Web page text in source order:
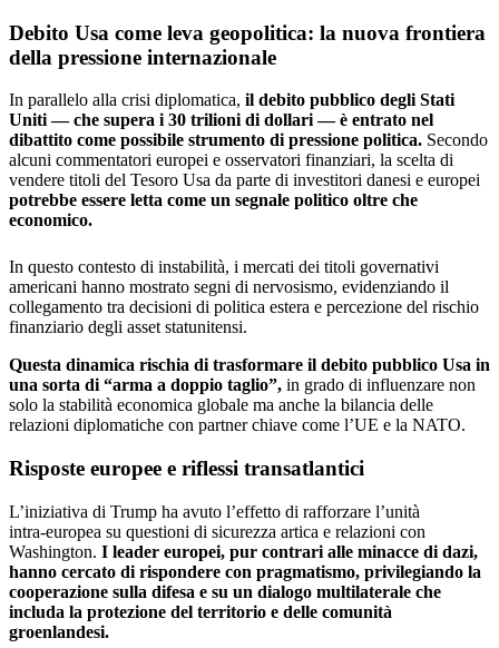
Debito Usa come leva geopolitica: la nuova frontiera
della pressione internazionale
In parallelo alla crisi diplomatica, il debito pubblico degli Stati
Uniti — che supera i 30 trilioni di dollari — è entrato nel
dibattito come possibile strumento di pressione politica. Secondo
alcuni commentatori europei e osservatori finanziari, la scelta di
vendere titoli del Tesoro Usa da parte di investitori danesi e europei
potrebbe essere letta come un segnale politico oltre che
economico.
In questo contesto di instabilità, i mercati dei titoli governativi
americani hanno mostrato segni di nervosismo, evidenziando il
collegamento tra decisioni di politica estera e percezione del rischio
finanziario degli asset statunitensi.
Questa dinamica rischia di trasformare il debito pubblico Usa in
una sorta di “arma a doppio taglio”, in grado di influenzare non
solo la stabilità economica globale ma anche la bilancia delle
relazioni diplomatiche con partner chiave come l’UE e la NATO.
Risposte europee e riflessi transatlantici
L’iniziativa di Trump ha avuto l’effetto di rafforzare l’unità
intra‑europea su questioni di sicurezza artica e relazioni con
Washington. I leader europei, pur contrari alle minacce di dazi,
hanno cercato di rispondere con pragmatismo, privilegiando la
cooperazione sulla difesa e su un dialogo multilaterale che
includa la protezione del territorio e delle comunità
groenlandesi.